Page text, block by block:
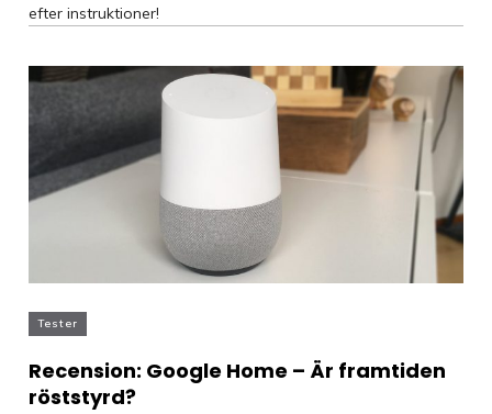
efter instruktioner!
Tester
Recension: Google Home – Är framtiden
röststyrd?